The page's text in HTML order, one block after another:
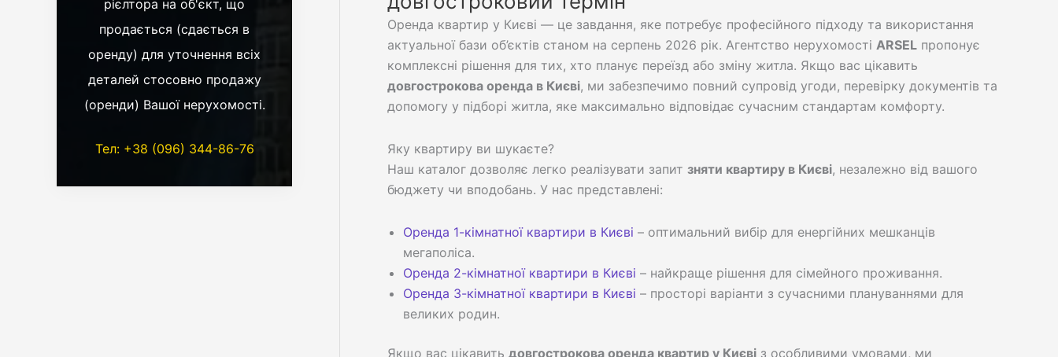
рієлтора на об'єкт, що
продається (сдається в
оренду) для уточнення всіх
деталей стосовно продажу
(оренди) Вашої нерухомості.
Тел: +38 (096) 344-86-76
Оренда квартир у Києві — це завдання, яке потребує професійного підходу та використання
актуальної бази об’єктів станом на серпень 2026 рік. Агентство нерухомості ARSEL пропонує
комплексні рішення для тих, хто планує переїзд або зміну житла. Якщо вас цікавить
довгострокова оренда в Києві, ми забезпечимо повний супровід угоди, перевірку документів та
допомогу у підборі житла, яке максимально відповідає сучасним стандартам комфорту.
Яку квартиру ви шукаєте?
Наш каталог дозволяє легко реалізувати запит зняти квартиру в Києві, незалежно від вашого
бюджету чи вподобань. У нас представлені:
Оренда 1-кімнатної квартири в Києві – оптимальний вибір для енергійних мешканців
мегаполіса.
Оренда 2-кімнатної квартири в Києві – найкраще рішення для сімейного проживання.
Оренда 3-кімнатної квартири в Києві – просторі варіанти з сучасними плануваннями для
великих родин.
Якщо вас цікавить довгострокова оренда квартир у Києві з особливими умовами, ми